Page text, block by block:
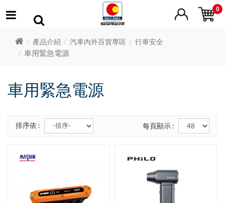
0
產品介紹 汽車內外百貨專區 行車安全
車用緊急電源
車用緊急電源
排序依 : 每頁顯示 :